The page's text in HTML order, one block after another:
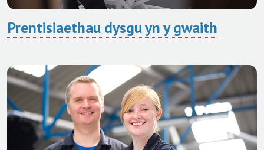
Prentisiaethau dysgu yn y gwaith